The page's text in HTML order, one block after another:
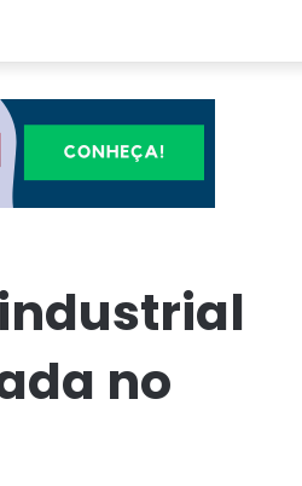
no